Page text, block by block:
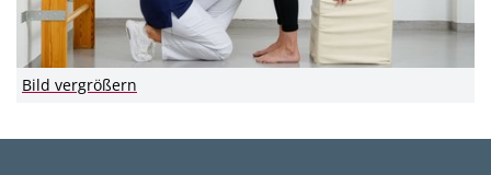
Bild vergrößern